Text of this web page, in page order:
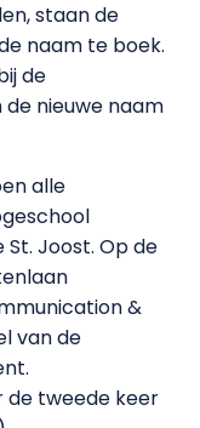
staan de
naam te boek.
de
nieuwe naam
alle
Joost. Op de
&
van de
de tweede keer